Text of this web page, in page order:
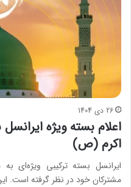
26 دی 1404
اعلام بسته ویژه
اکرم (ص)
ایرانسل بسته ترکیبی ویژه‌ای
مشترکان خود در نظر گرفته است.